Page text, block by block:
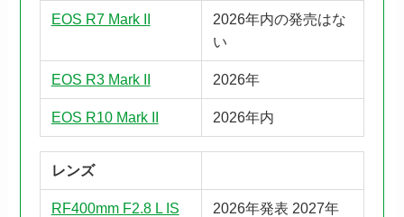
EOS R7 Mark II
2026年内の発売はな
い
EOS R3 Mark II 2026年
EOS R10 Mark II 2026年内
レンズ
RF400mm F2.8 L IS
2026年発表 2027年